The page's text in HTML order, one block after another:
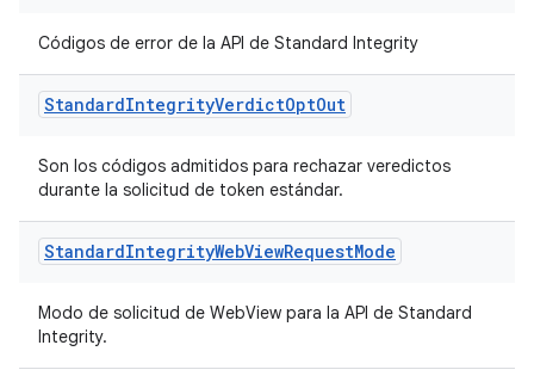
Códigos de error de la API de Standard Integrity
StandardIntegrityVerdictOptOut
Son los códigos admitidos para rechazar veredictos
durante la solicitud de token estándar.
StandardIntegrityWebViewRequestMode
Modo de solicitud de WebView para la API de Standard
Integrity.